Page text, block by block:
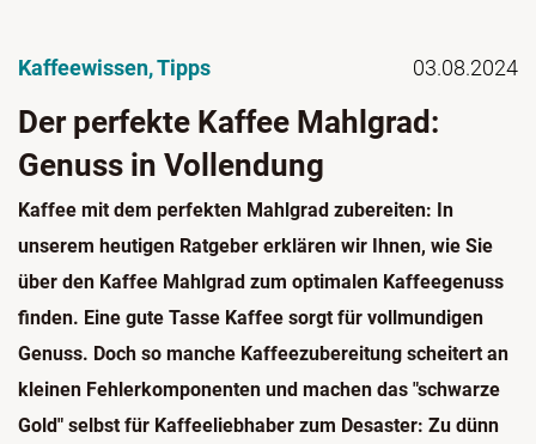
Kaffeewissen,Tipps 03.08.2024
Der perfekte Kaffee Mahlgrad:
Genuss in Vollendung
Kaffee mit dem perfekten Mahlgrad zubereiten: In
unserem heutigen Ratgeber erklären wir Ihnen, wie Sie
über den Kaffee Mahlgrad zum optimalen Kaffeegenuss
finden. Eine gute Tasse Kaffee sorgt für vollmundigen
Genuss. Doch so manche Kaffeezubereitung scheitert an
kleinen Fehlerkomponenten und machen das "schwarze
Gold" selbst für Kaffeeliebhaber zum Desaster: Zu dünn